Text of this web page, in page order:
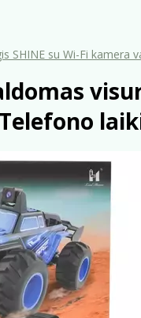
SHINE su Wi-Fi